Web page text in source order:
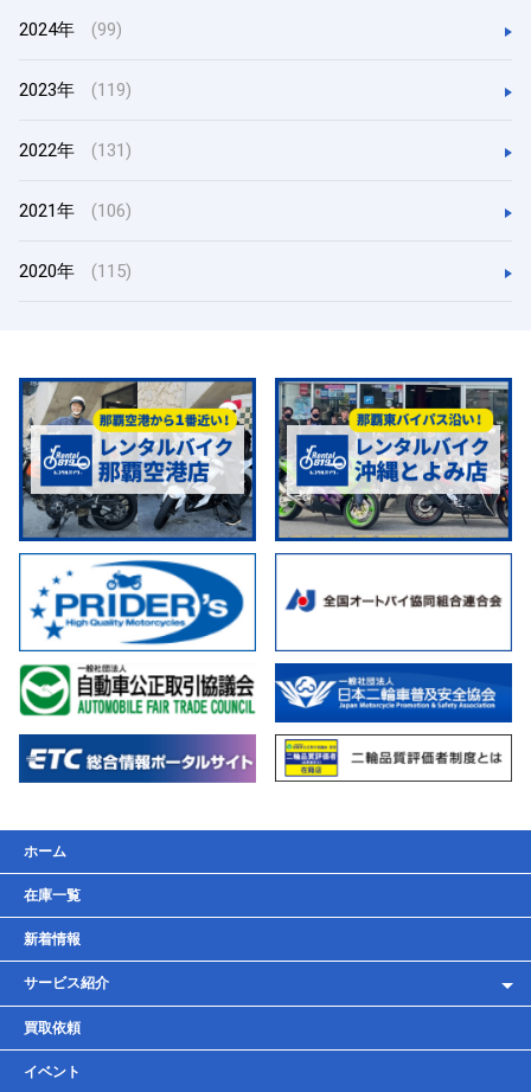
2024年 (99)
2023年 (119)
2022年 (131)
2021年 (106)
2020年 (115)
ホーム
在庫一覧
新着情報
サービス紹介
レンタルバイク
車検・点検・整備
買取依頼
イベント